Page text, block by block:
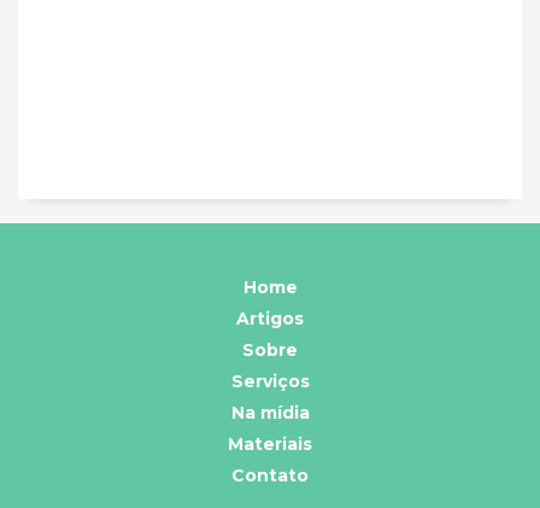
Home
Artigos
Sobre
Serviços
Na mídia
Materiais
Contato